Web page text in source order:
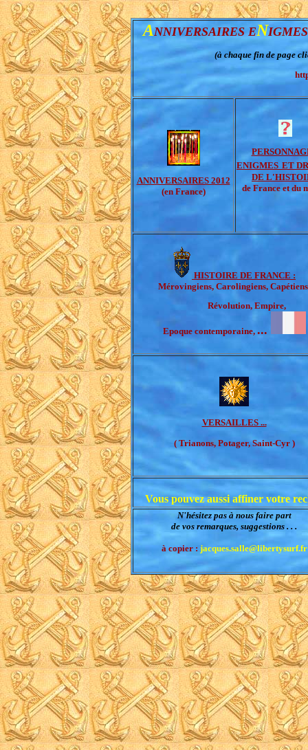
ANNIVERSAIRES EN
(à chaque fin de page
ANNIVERSAIRES 2012
(en France)
ENIGMES ET
DE
de France et du
HISTOIRE DE FRANCE :
Mérovingiens, Carolingiens,
Révolution, Empire,
Epoque contemporaine, ...
VERSAILLES ...
( Trianons, Potager, Saint-Cyr )
Vous pouvez aussi affiner votre
N'hésitez pas à nous faire part
de vos remarques, suggestions . . .
à copier : jacques.salle@libertysurf.fr